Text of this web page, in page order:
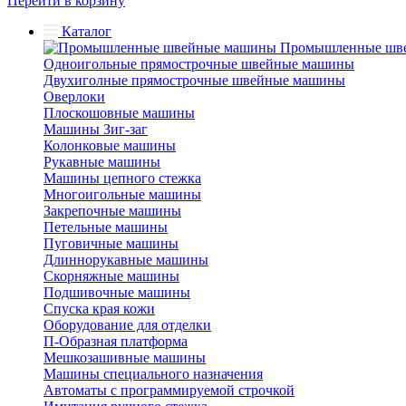
Каталог
Промышленные
Одноигольные прямострочные швейные машины
Двухиголные прямострочные швейные машины
Оверлоки
Плоскошовные машины
Машины Зиг-заг
Колонковые машины
Рукавные машины
Машины цепного стежка
Многоигольные машины
Закрепочные машины
Петельные машины
Пуговичные машины
Длиннорукавные машины
Скорняжные машины
Подшивочные машины
Спуска края кожи
Оборудование для отделки
П-Образная платформа
Мешкозашивные машины
Машины специального назначения
Автоматы с программируемой строчкой